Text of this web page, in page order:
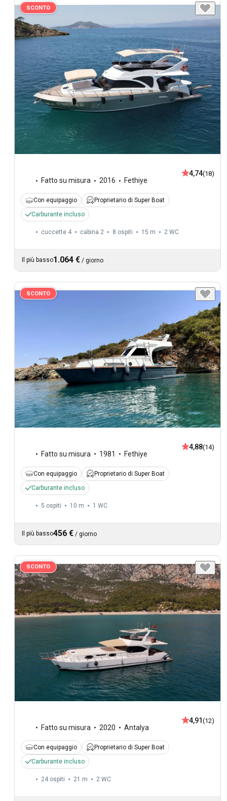
SCONTO
Fatto su misura 2016 Fethiye
4,74(18)
Con equipaggio
Proprietario di Super Boat
Carburante incluso
cuccette 4 cabina 2 8 ospiti 15 m 2 WC
Il più basso1.064 € / giorno
SCONTO
Fatto su misura 1981 Fethiye
4,88(14)
Con equipaggio
Proprietario di Super Boat
Carburante incluso
5 ospiti 10 m 1 WC
Il più basso456 € / giorno
SCONTO
Fatto su misura 2020 Antalya
4,91(12)
Con equipaggio
Proprietario di Super Boat
Carburante incluso
24 ospiti 21 m 2 WC